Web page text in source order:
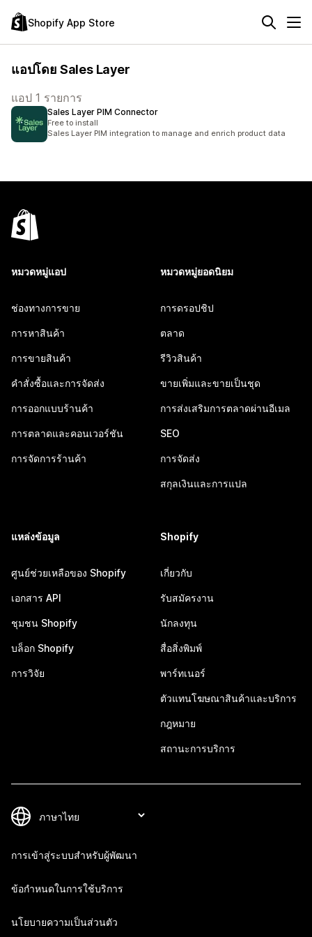
Shopify App Store
แอปโดย Sales Layer
แอป 1 รายการ
Sales Layer PIM Connector
Free to install
Sales Layer PIM integration to manage and enrich product data
หมวดหมู่แอป
ช่องทางการขาย
การหาสินค้า
การขายสินค้า
คำสั่งซื้อและการจัดส่ง
การออกแบบร้านค้า
การตลาดและคอนเวอร์ชัน
การจัดการร้านค้า
หมวดหมู่ยอดนิยม
การดรอปชิป
ตลาด
รีวิวสินค้า
ขายเพิ่มและขายเป็นชุด
การส่งเสริมการตลาดผ่านอีเมล
SEO
การจัดส่ง
สกุลเงินและการแปล
แหล่งข้อมูล
ศูนย์ช่วยเหลือของ Shopify
เอกสาร API
ชุมชน Shopify
บล็อก Shopify
การวิจัย
Shopify
เกี่ยวกับ
รับสมัครงาน
นักลงทุน
สื่อสิ่งพิมพ์
พาร์ทเนอร์
ตัวแทนโฆษณาสินค้าและบริการ
กฎหมาย
สถานะการบริการ
การเข้าสู่ระบบสำหรับผู้พัฒนา
ข้อกำหนดในการใช้บริการ
นโยบายความเป็นส่วนตัว